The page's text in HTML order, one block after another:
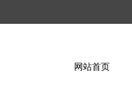
网站首页